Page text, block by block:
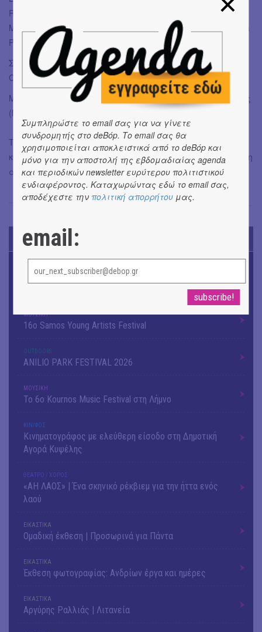
Romaeuropa Festival; TPE – Teatro Piemonte Europa; Triennale
Milano Teatro; Odéon–Théâtre de l’Europe; Festival d’Automne à
Paris; théâtre Garonne, scène européenne – Toulouse
Σε συνεργασία με ATCL / Spazio Rossellini; Istituto Culturale
Coreano in Italia
Με την υποστήριξη του Υπουργείου Πολιτισμού της Ιταλίας
(MiC – Ministero della Cultura)
Το μυθιστόρημα Η χορτοφάγος της Χαν Γκανγκ
κυκλοφορεί στα ελληνικά σε μετάφραση Αμαλίας Τζιώτη
από τις Εκδόσεις Καστανιώτη (2020).
TODAY'S EVENTS
4ο Pig Floyd – The Dark Side of the Γρουν | Οι Pink
ΜΟΥΣΙΚΗ
16o Samos Young Artists Festival
OUTDΟORS
ANILIO PARK FESTIVAL 2026
ΜΟΥΣΙΚΗ
Το 6ο Kournos Music Festival στη Λήμνο
ΚΙΝ/ΦΟΣ
Κινηματογράφος με ελεύθερη είσοδο στη Δημοτική
Αγορά Κυψέλης
ΘΕΑΤΡΟ / ΧΟΡΟΣ
«ΑΗ ΛΑΟΣ» | Ένα σκηνικό ρέκβιεμ για την ήττα ενός
λαού
ΕΙΚΑΣΤΙΚΑ
Ομαδική έκθεση | Προσωρινά για Πάντα
ΕΙΚΑΣΤΙΚΑ
Έκθεση φωτογραφίας: Ανδρίων έργα και ημέρες
ΕΙΚΑΣΤΙΚΑ
Αργύρης Ραλλιάς | Λιτανεία
Συμπληρώστε το email σας για να γίνετε
συνδρομητής στο deBόp. Το email σας θα
χρησιμοποιείται αποκλειστικά από το deBόp και
μόνο για την αποστολή της εβδομαδιαίας agenda
και περιοδικών newsletter ευρύτερου πολιτιστικού
ενδιαφέροντος. Καταχωρώντας εδώ το email σας,
αποδέχεστε την πολιτική απορρήτου μας.
email: